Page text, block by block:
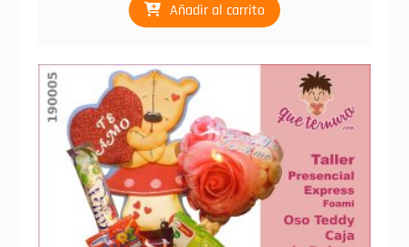
Añadir al carrito